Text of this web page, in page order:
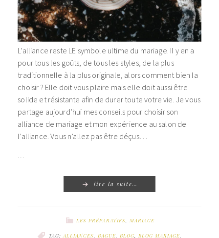
L’alliance reste LE symbole ultime du mariage. Il y en a
pour tous les goûts, de tous les styles, de la plus
traditionnelle à la plus originale, alors comment bien la
choisir ? Elle doit vous plaire mais elle doit aussi être
solide et résistante afin de durer toute votre vie. Je vous
partage aujourd’hui mes conseils pour choisir son
alliance de mariage et mon expérience au salon de
l’alliance. Vous n’allez pas être déçus…
…
lire la suite…
LES PRÉPARATIFS, MARIAGE
TAG:ALLIANCES, BAGUE, BLOG, BLOG MARIAGE,